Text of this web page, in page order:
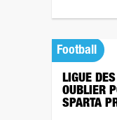
Football
LIGUE
OUBLIER
SPARTA